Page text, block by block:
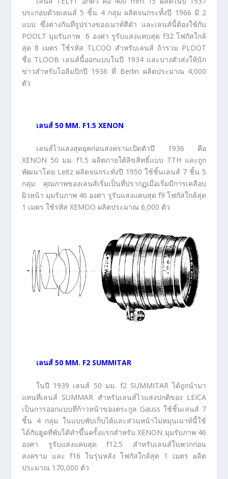
ประกอบด้วยเลนส์ 5 ชิ้น 4 กลุ่ม ผลิตจนกระทั้งปี 1966 มี 2
แบบ ซึ่งต่างกันที่รูปร่างของเมาท์สีดำ และเลนส์นี้ต้องใช้กับ
POOLT มุมรับภาพ 6 องศา รูรับแสงแคบสุด f32 โฟกัสใกล้
สุด 8 เมตร ใช้รหัส TLCOO สำหรับเลนส์ ถ้ารวม PLOOT
ชื่อ TLOOB เลนส์นี้ออกแบบในปี 1934 และบางตัวส่งให้นัก
ข่าวสำหรับโอลิมปิกปี 1936 ที่ Berlin ผลิตประมาณ 4,000
ตัว
เลนส์ 50 MM. F1.5 XENON
เลนส์ไวแสงสุดยุคก่อนสงครามเปิดตัวปี 1936 คือ
XENON 50 มม. f1.5 ผลิตภายใต้ลิขสิทธิ์แบบ TTH และถูก
พัฒนาโดย Leitz ผลิตจนกระทั่งปี 1950 ใช้ชิ้นเลนส์ 7 ชิ้น 5
กลุ่ม คุณภาพของเลนส์เริ่มเป็นที่ปรากฏเมื่อเริ่มมีการเคลือบ
ผิวหน้า มุมรับภาพ 46 องศา รูรับแสงแคบสุด f9 โฟกัสใกล้สุด
1 เมตร ใช้รหัส XEMOO ผลิตประมาณ 6,000 ตัว
เลนส์ 50 MM. F2 SUMMITAR
ในปี 1939 เลนส์ 50 มม. f2 SUMMITAR ได้ถูกนำมา
แทนที่เลนส์ SUMMAR สำหรับเลนส์ไวแสงปกติของ LEICA
เป็นการออกแบบที่ก้าวหน้าของตระกูล Gauss ใช้ชิ้นเลนส์ 7
ชิ้น 4 กลุ่ม ในแบบพับเก็บได้และส่วนหน้าไม่หมุนเมาท์นี้ใช้
ได้กับฮูดที่พับได้ทำขึ้นครั้งแรกสำหรับ XENON มุมรับภาพ 46
องศา รูรับแสงแคบสุด f12.5 สำหรับเลนส์ในพวกก่อน
สงคราม และ f16 ในรุ่นหลัง โฟกัสใกล้สุด 1 เมตร ผลิต
ประมาณ 170,000 ตัว